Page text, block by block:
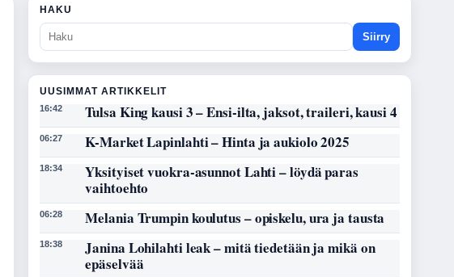
HAKU
Siirry
UUSIMMAT ARTIKKELIT
16:42 Tulsa King kausi 3 – Ensi-ilta, jaksot, traileri, kausi 4
06:27 K-Market Lapinlahti – Hinta ja aukiolo 2025
18:34
Yksityiset vuokra-asunnot Lahti – löydä paras
vaihtoehto
06:28 Melania Trumpin koulutus – opiskelu, ura ja tausta
18:38
Janina Lohilahti leak – mitä tiedetään ja mikä on
epäselvää